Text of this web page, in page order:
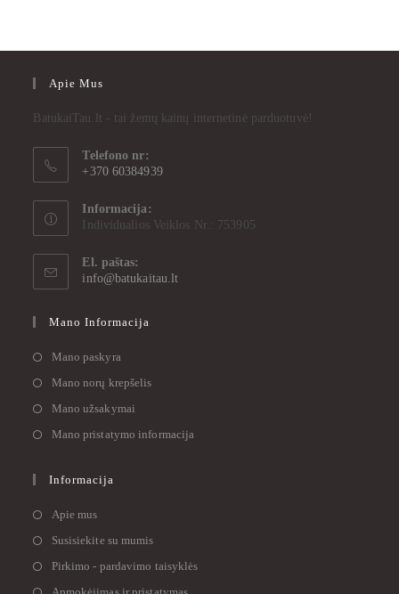
Apie Mus
BatukaiTau.lt - tai žemų kainų internetinė parduotuvė!
Telefono nr:
+370 60384939
Informacija:
Individualios Veiklos Nr.: 753905
El. paštas:
info@batukaitau.lt
Mano Informacija
Mano paskyra
Mano norų krepšelis
Mano užsakymai
Mano pristatymo informacija
Informacija
Apie mus
Susisiekite su mumis
Pirkimo - pardavimo taisyklės